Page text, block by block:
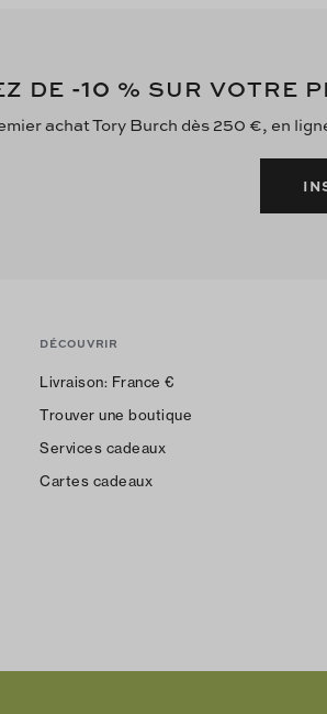
DE -10 % SUR VOTRE
achat Tory Burch dès 250 €, en
DÉCOUVRIR
Livraison: France €
Trouver une boutique
Services cadeaux
Cartes cadeaux